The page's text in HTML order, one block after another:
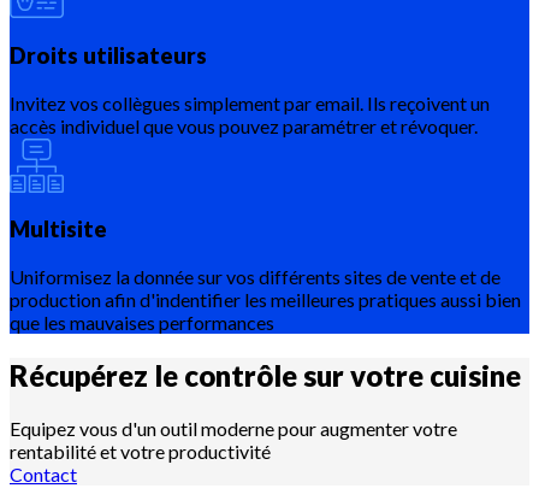
Droits utilisateurs
Invitez vos collègues simplement par email. Ils reçoivent un
accès individuel que vous pouvez paramétrer et révoquer.
Multisite
Uniformisez la donnée sur vos différents sites de vente et de
production afin d'indentifier les meilleures pratiques aussi bien
que les mauvaises performances
Récupérez le contrôle sur votre cuisine
Equipez vous d'un outil moderne pour augmenter votre
rentabilité et votre productivité
Contact